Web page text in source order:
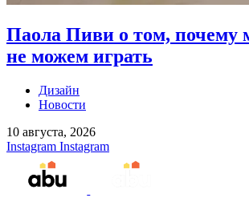
Паола Пиви о том, почему
не можем играть
Дизайн
Новости
10 августа, 2026
Instagram Instagram